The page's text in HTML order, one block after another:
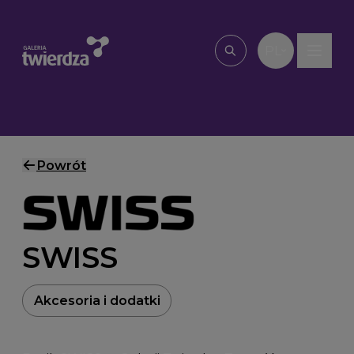
Wpisz, czego
Powrót
SWISS
Akcesoria i dodatki